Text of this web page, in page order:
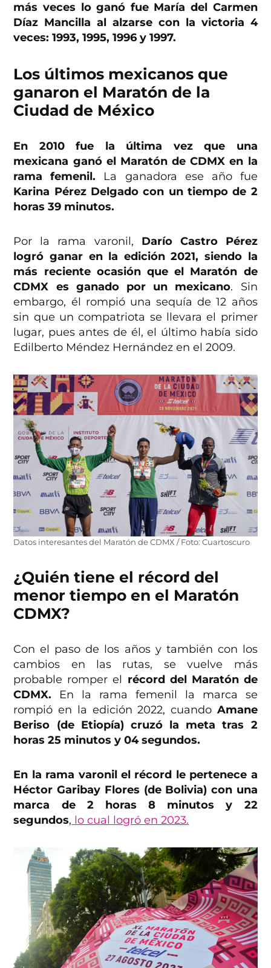
más veces lo ganó fue María del Carmen
Díaz Mancilla al alzarse con la victoria 4
veces: 1993, 1995, 1996 y 1997.
Los últimos mexicanos que
ganaron el Maratón de la
Ciudad de México
En 2010 fue la última vez que una
mexicana ganó el Maratón de CDMX en la
rama femenil. La ganadora ese año fue
Karina Pérez Delgado con un tiempo de 2
horas 39 minutos.
Por la rama varonil, Darío Castro Pérez
logró ganar en la edición 2021, siendo la
más reciente ocasión que el Maratón de
CDMX es ganado por un mexicano. Sin
embargo, él rompió una sequía de 12 años
sin que un compatriota se llevara el primer
lugar, pues antes de él, el último había sido
Edilberto Méndez Hernández en el 2009.
Datos interesantes del Maratón de CDMX / Foto: Cuartoscuro
¿Quién tiene el récord del
menor tiempo en el Maratón
CDMX?
Con el paso de los años y también con los
cambios en las rutas, se vuelve más
probable romper el récord del Maratón de
CDMX. En la rama femenil la marca se
rompió en la edición 2022, cuando Amane
Beriso (de Etiopía) cruzó la meta tras 2
horas 25 minutos y 04 segundos.
En la rama varonil el récord le pertenece a
Héctor Garibay Flores (de Bolivia) con una
marca de 2 horas 8 minutos y 22
segundos, lo cual logró en 2023.